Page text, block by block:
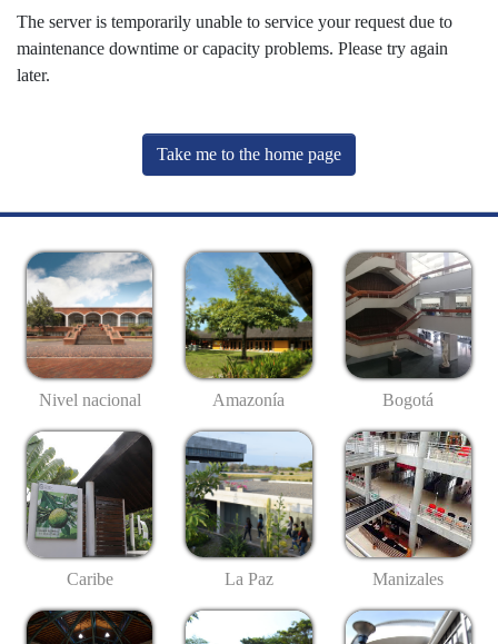
The server is temporarily unable to service your request due to
maintenance downtime or capacity problems. Please try again
later.
Take me to the home page
Nivel nacional Amazonía Bogotá
Caribe La Paz Manizales